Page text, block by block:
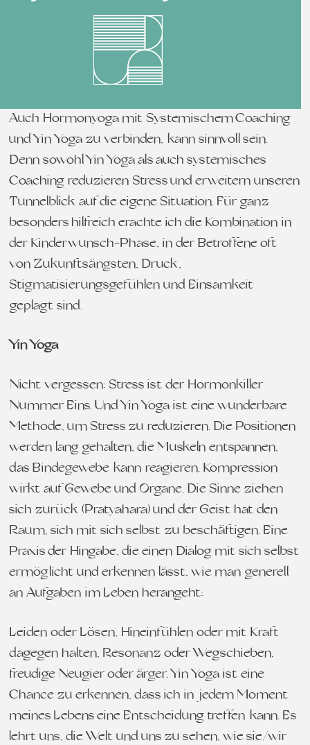
Auch Hormonyoga mit Systemischem Coaching
und Yin Yoga zu verbinden, kann sinnvoll sein.
Denn sowohl Yin Yoga als auch systemisches
Coaching reduzieren Stress und erweitern unseren
Tunnelblick auf die eigene Situation. Für ganz
besonders hilfreich erachte ich die Kombination in
der Kinderwunsch-Phase, in der Betroffene oft
von Zukunftsängsten, Druck,
Stigmatisierungsgefühlen und Einsamkeit
geplagt sind.
Yin Yoga
Nicht vergessen: Stress ist der Hormonkiller
Nummer Eins. Und Yin Yoga ist eine wunderbare
Methode, um Stress zu reduzieren. Die Positionen
werden lang gehalten, die Muskeln entspannen,
das Bindegewebe kann reagieren. Kompression
wirkt auf Gewebe und Organe. Die Sinne ziehen
sich zurück (Pratyahara) und der Geist hat den
Raum, sich mit sich selbst zu beschäftigen. Eine
Praxis der Hingabe, die einen Dialog mit sich selbst
ermöglicht und erkennen lässt, wie man generell
an Aufgaben im Leben herangeht:
Leiden oder Lösen, Hineinfühlen oder mit Kraft
dagegen halten, Resonanz oder Wegschieben,
freudige Neugier oder ärger. Yin Yoga ist eine
Chance zu erkennen, dass ich in jedem Moment
meines Lebens eine Entscheidung treffen kann. Es
lehrt uns, die Welt und uns zu sehen, wie sie/wir